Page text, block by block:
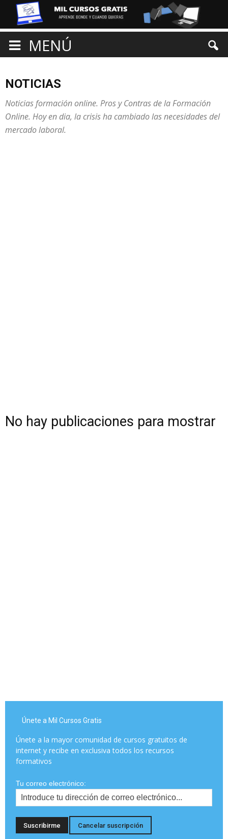
MENÚ
NOTICIAS
Noticias formación online. Pros y Contras de la Formación
Online. Hoy en dia, la crisis ha cambiado las necesidades del
mercado laboral.
No hay publicaciones para mostrar
Únete a Mil Cursos Gratis
Únete a la mayor comunidad de cursos gratuitos de
internet y recibe en exclusiva todos los recursos
formativos
Tu correo electrónico: